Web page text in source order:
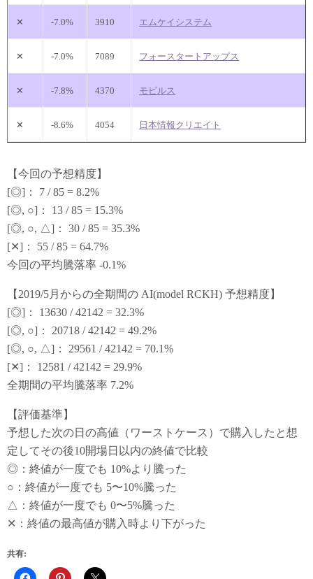
✕ -7.0% 3910 エムケイシステム
✕ -7.0% 7089 フォースタートアップス
✕ -7.8% 4370 モビルス
✕ -8.6% 4054 日本情報クリエイト
【今回の予想精度】
[◎]： 7 / 85 = 8.2%
[◎, ○]： 13 / 85 = 15.3%
[◎, ○, △]： 30 / 85 = 35.3%
[✕]： 55 / 85 = 64.7%
今回の平均騰落率 -0.1%
【2019/5月からの全期間の AI(model RCKH) 予想精度】
[◎]： 13630 / 42142 = 32.3%
[◎, ○]： 20718 / 42142 = 49.2%
[◎, ○, △]： 29561 / 42142 = 70.1%
[✕]： 12581 / 42142 = 29.9%
全期間の平均騰落率 7.2%
【評価基準】
予想した次の日の高値（ワーストケース）で購入したと想
定してその後10開場日以内の終値で比較
◎：終値が一度でも 10%より騰った
○：終値が一度でも 5〜10%騰った
△：終値が一度でも 0〜5%騰った
✕：終値の最高値が購入時より下がった
共有: